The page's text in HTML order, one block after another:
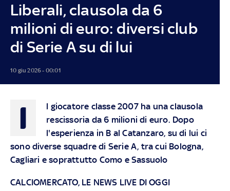
Liberali, clausola da 6
milioni di euro: diversi club
di Serie A su di lui
10 giu 2026 - 00:01
I
l giocatore classe 2007 ha una clausola
rescissoria da 6 milioni di euro. Dopo
l'esperienza in B al Catanzaro, su di lui ci
sono diverse squadre di Serie A, tra cui Bologna,
Cagliari e soprattutto Como e Sassuolo
CALCIOMERCATO, LE NEWS LIVE DI OGGI